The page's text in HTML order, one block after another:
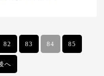
82 83 84 85
へ